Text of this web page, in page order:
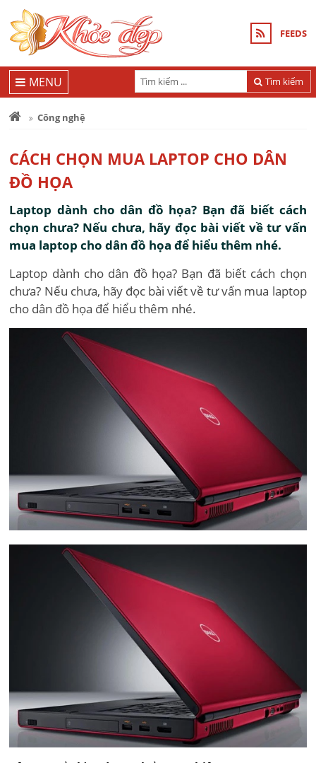
FEEDS
Tìm kiếm
MENU
Công nghệ
CÁCH CHỌN MUA LAPTOP CHO DÂN
ĐỒ HỌA
Laptop dành cho dân đồ họa? Bạn đã biết cách
chọn chưa? Nếu chưa, hãy đọc bài viết về tư vấn
mua laptop cho dân đồ họa để hiểu thêm nhé.
Laptop dành cho dân đồ họa? Bạn đã biết cách chọn
chưa? Nếu chưa, hãy đọc bài viết về tư vấn mua laptop
cho dân đồ họa để hiểu thêm nhé.